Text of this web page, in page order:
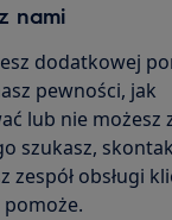
nami
dodatkowej
pewności, jak
lub nie możesz
szukasz,
zespół obsługi
pomoże.